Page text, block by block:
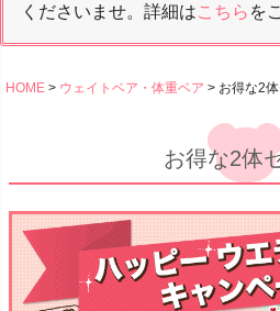
くださいませ。詳細はこちら を
HOME ウェイトベア・体重ベア お得な2
お得な2体